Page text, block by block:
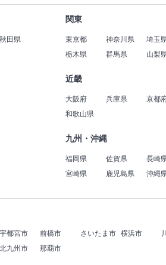
秋田県
関東
東京都 神奈川県 埼玉
栃木県
群馬県 山梨
近畿
大阪府 兵庫県 京都
和歌山県
九州・沖縄
福岡県 佐賀県 長崎
宮崎県
鹿児島県 沖縄
宇都宮市 前橋市 さいたま市 横浜市
北九州市 那覇市